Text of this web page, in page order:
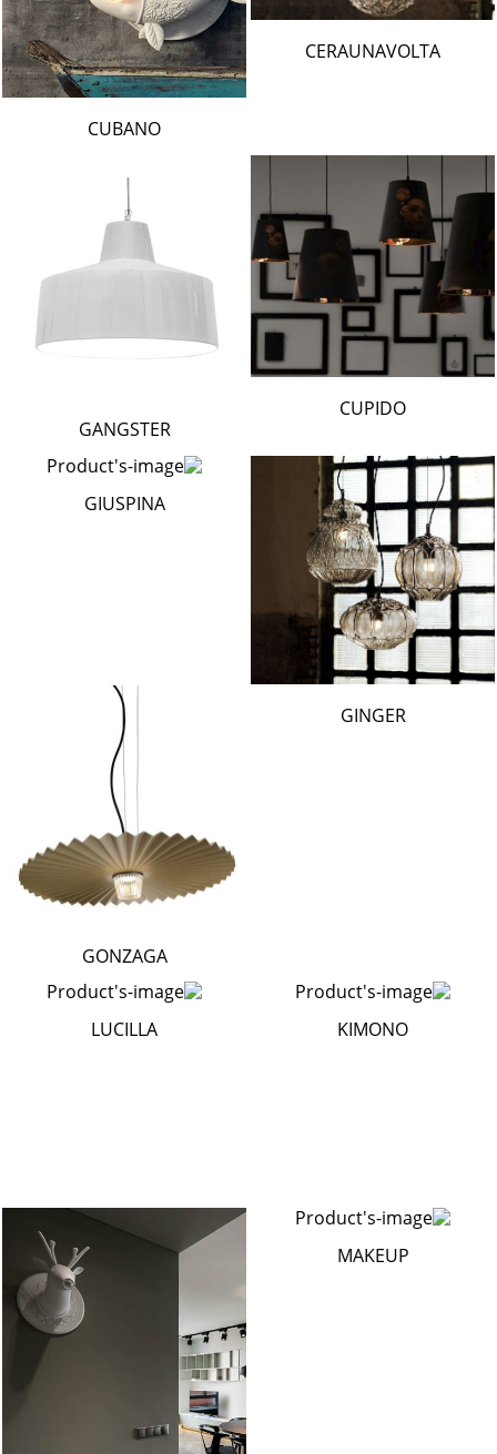
CERAUNAVOLTA
CUBANO
CUPIDO
GANGSTER
GINGER
GIUSPINA
GONZAGA
KIMONO
LUCILLA
MAKEUP